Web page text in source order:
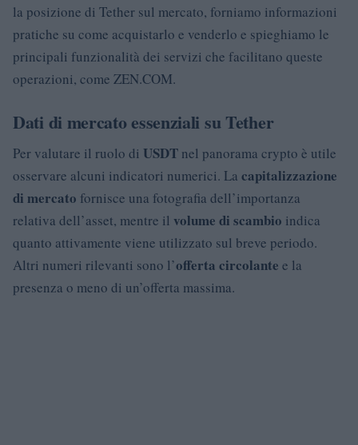
la posizione di Tether sul mercato, forniamo informazioni
pratiche su come acquistarlo e venderlo e spieghiamo le
principali funzionalità dei servizi che facilitano queste
operazioni, come ZEN.COM.
Dati di mercato essenziali su Tether
Per valutare il ruolo di USDT nel panorama crypto è utile
osservare alcuni indicatori numerici. La capitalizzazione
di mercato fornisce una fotografia dell’importanza
relativa dell’asset, mentre il volume di scambio indica
quanto attivamente viene utilizzato sul breve periodo.
Altri numeri rilevanti sono l’offerta circolante e la
presenza o meno di un’offerta massima.